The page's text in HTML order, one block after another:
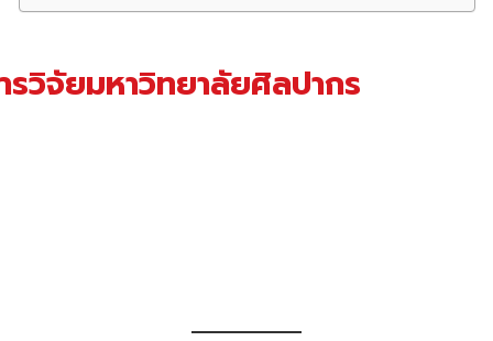
รวิจัยมหาวิทยาลัยศิลปากร